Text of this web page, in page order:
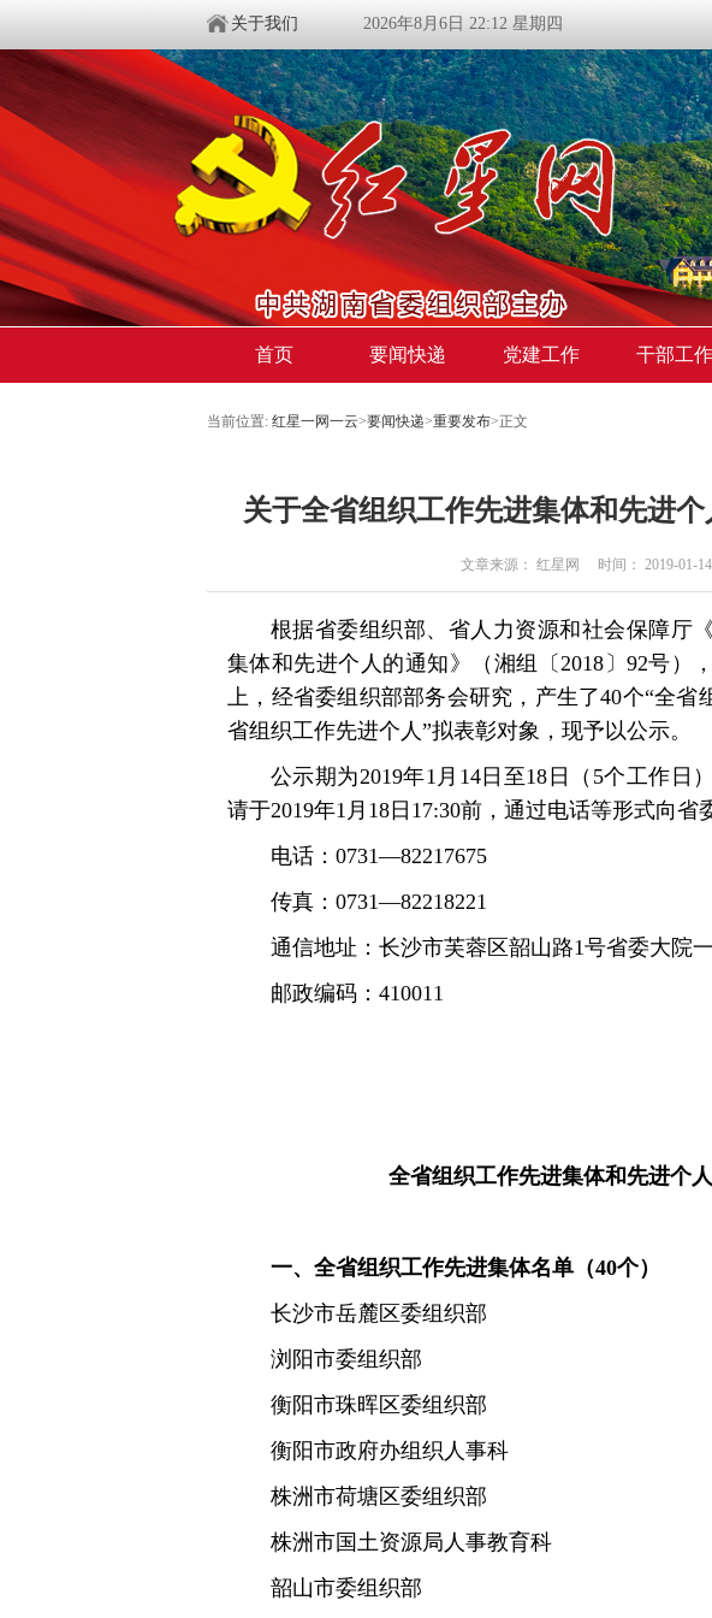
关于我们 2026年8月6日 22:12 星期四
首页 要闻快递 党建工作 干部工作
当前位置: 红星一网一云>要闻快递>重要发布>正文
关于全省组织工作先进集体和先进
文章来源： 红星网 时间： 2019-01-14
根据省委组织部、省人力资源和社会保障厅
集体和先进个人的通知》（湘组〔2018〕92号）
上，经省委组织部部务会研究，产生了40个“全省
省组织工作先进个人”拟表彰对象，现予以公示。
公示期为2019年1月14日至18日（5个工作日
请于2019年1月18日17:30前，通过电话等形式向省
电话：0731—82217675
传真：0731—82218221
通信地址：长沙市芙蓉区韶山路1号省委大院
邮政编码：410011
全省组织工作先进集体和先进个人
一、全省组织工作先进集体名单（40个）
长沙市岳麓区委组织部
浏阳市委组织部
衡阳市珠晖区委组织部
衡阳市政府办组织人事科
株洲市荷塘区委组织部
株洲市国土资源局人事教育科
韶山市委组织部